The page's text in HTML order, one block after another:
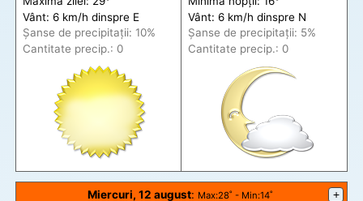
Vânt: 6 km/h dinspre E
Șanse de precipitații: 10%
Cantitate precip.: 0
Vânt: 6 km/h dinspre N
Șanse de precipitații: 5%
Cantitate precip.: 0
Miercuri, 12 august: Max:28˚ - Min:14˚ +